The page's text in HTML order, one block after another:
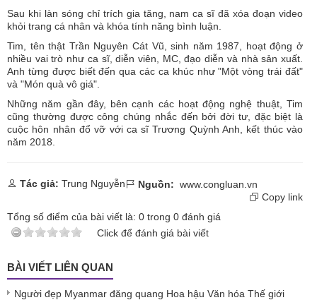
Sau khi làn sóng chỉ trích gia tăng, nam ca sĩ đã xóa đoạn video
khỏi trang cá nhân và khóa tính năng bình luận.
Tim, tên thật Trần Nguyên Cát Vũ, sinh năm 1987, hoạt động ở
nhiều vai trò như ca sĩ, diễn viên, MC, đạo diễn và nhà sản xuất.
Anh từng được biết đến qua các ca khúc như "Một vòng trái đất"
và "Món quà vô giá".
Những năm gần đây, bên cạnh các hoạt động nghệ thuật, Tim
cũng thường được công chúng nhắc đến bởi đời tư, đặc biệt là
cuộc hôn nhân đổ vỡ với ca sĩ Trương Quỳnh Anh, kết thúc vào
năm 2018.
Tác giả: Trung Nguyễn Nguồn: www.congluan.vn
Copy link
Tổng số điểm của bài viết là: 0 trong 0 đánh giá
Click để đánh giá bài viết
BÀI VIẾT LIÊN QUAN
Người đẹp Myanmar đăng quang Hoa hậu Văn hóa Thế giới